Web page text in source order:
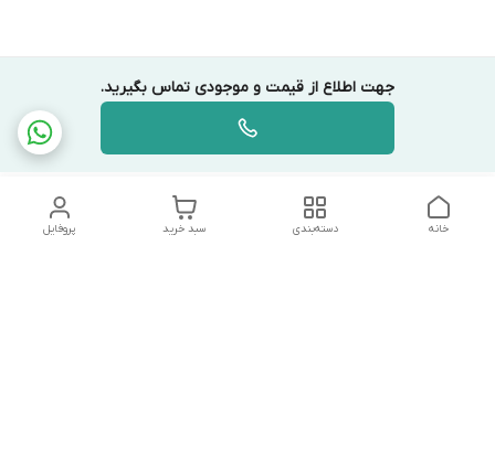
جهت اطلاع از قیمت و موجودی تماس بگیرید.
پروفایل سبد خرید دسته‌بندی خانه